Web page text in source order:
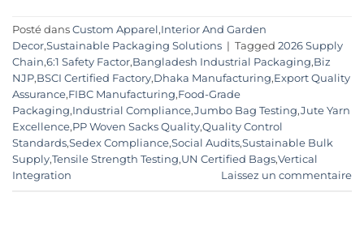
Posté dans Custom Apparel ,Interior And Garden
Decor,Sustainable Packaging Solutions | Tagged 2026 Supply
Chain,6:1 Safety Factor,Bangladesh Industrial Packaging,Biz
NJP,BSCI Certified Factory,Dhaka Manufacturing,Export Quality
Assurance,FIBC Manufacturing,Food-Grade
Packaging,Industrial Compliance,Jumbo Bag Testing,Jute Yarn
Excellence,PP Woven Sacks Quality,Quality Control
Standards,Sedex Compliance,Social Audits,Sustainable Bulk
Supply,Tensile Strength Testing,UN Certified Bags,Vertical
Integration
Laissez un commentaire